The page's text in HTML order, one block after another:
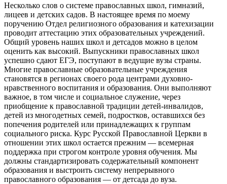
Несколько слов о системе православных школ, гимназий,
лицеев и детских садов. В настоящее время по моему
поручению Отдел религиозного образования и катехизации
проводит аттестацию этих образовательных учреждений.
Общий уровень наших школ и детсадов можно в целом
оценить как высокий. Выпускники православных школ
успешно сдают ЕГЭ, поступают в ведущие вузы страны.
Многие православные образовательные учреждения
становятся в регионах своего рода центрами духовно-
нравственного воспитания и образования. Они выполняют
важное, в том числе и социальное служение, через
приобщение к православной традиции детей-инвалидов,
детей из многодетных семей, подростков, оставшихся без
попечения родителей или принадлежащих к группам
социального риска. Курс Русской Православной Церкви в
отношении этих школ остается прежним — всемерная
поддержка при строгом контроле уровня обучения. Мы
должны стандартизировать содержательный компонент
образования и выстроить систему непрерывного
православного образования — от детсада до вуза.